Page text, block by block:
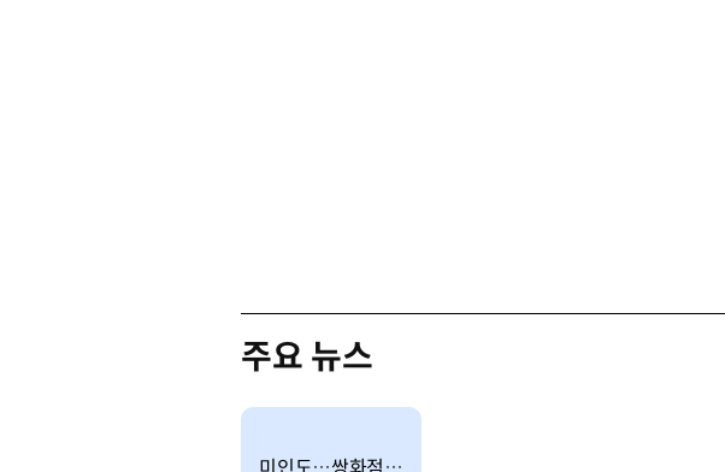
주요 뉴스